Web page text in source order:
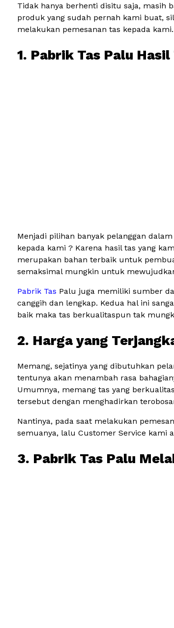
Tidak hanya berhenti disitu saja, masih
produk yang sudah pernah kami buat,
melakukan pemesanan tas kepada kami.
1. Pabrik Tas Palu
Menjadi pilihan banyak pelanggan
kepada kami ? Karena hasil tas yang
merupakan bahan terbaik untuk
semaksimal mungkin untuk
Pabrik Tas Palu juga memiliki sumber
canggih dan lengkap. Kedua hal ini
baik maka tas berkualitaspun tak
2. Harga yang
Memang, sejatinya yang dibutuhkan
tentunya akan menambah rasa
Umumnya, memang tas yang
tersebut dengan menghadirkan
Nantinya, pada saat melakukan
semuanya, lalu Customer Service kami
3. Pabrik Tas Palu